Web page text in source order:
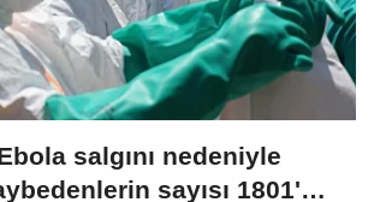
salgını nedeniyle
sayısı 1801'e